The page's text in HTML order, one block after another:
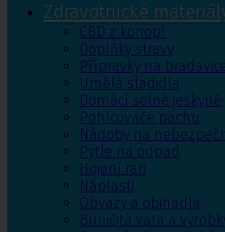
Zdravotnické
CBD z konopí
Doplňky stravy
Přípravky na
Umělá sladidla
Domácí solné jeskyně
Pohlcovače pachu
Nádoby na
Pytle na odpad
Hojení ran
Náplasti
Obvazy a obinadla
Buničitá vata a